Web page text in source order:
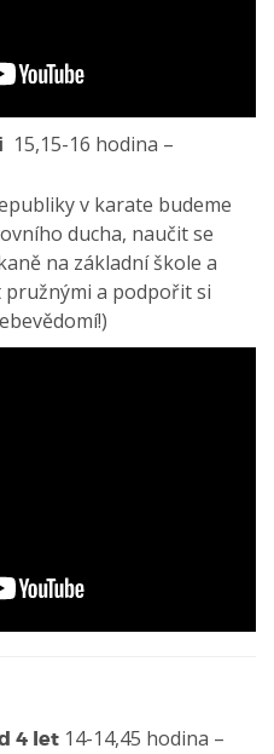
15,15-16 hodina –
v karate budeme
ducha, naučit se
na základní škole a
a podpořit si
4 let 14-14,45 hodina –